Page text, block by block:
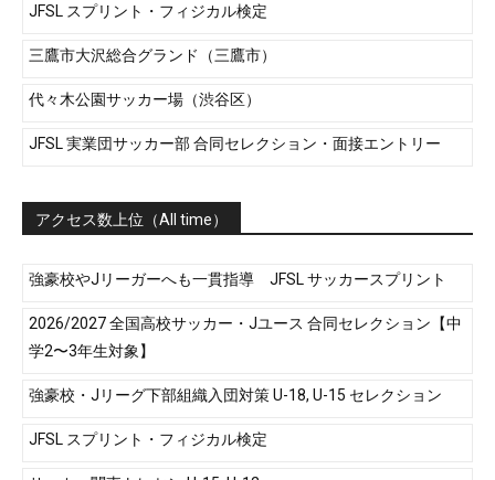
JFSL スプリント・フィジカル検定
三鷹市大沢総合グランド（三鷹市）
代々木公園サッカー場（渋谷区）
JFSL 実業団サッカー部 合同セレクション・面接エントリー
アクセス数上位（All time）
強豪校やJリーガーへも一貫指導 JFSL サッカースプリント
2026/2027 全国高校サッカー・Jユース 合同セレクション【中
学2〜3年生対象】
強豪校・Jリーグ下部組織入団対策 U-18, U-15 セレクション
JFSL スプリント・フィジカル検定